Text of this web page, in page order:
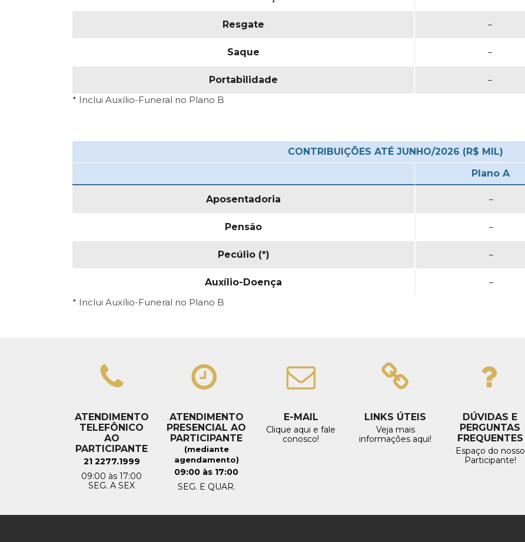
Resgate –
Saque –
Portabilidade –
* Inclui Auxílio-Funeral no Plano B
CONTRIBUIÇÕES ATÉ JUNHO/2026 (R$ MIL)
Plano A
Aposentadoria –
Pensão –
Pecúlio (*) –
Auxílio-Doença –
* Inclui Auxílio-Funeral no Plano B
ATENDIMENTO
TELEFÔNICO
AO
PARTICIPANTE
21 2277.1999
09:00 às 17:00
SEG. A SEX
ATENDIMENTO
PRESENCIAL AO
PARTICIPANTE
(mediante
agendamento)
09:00 às 17:00
SEG. E QUAR.
E-MAIL
Clique aqui e fale
conosco!
LINKS ÚTEIS
Veja mais
informações aqui!
DÚVIDAS E
PERGUNTAS
FREQUENTES
Espaço do nosso
Participante!